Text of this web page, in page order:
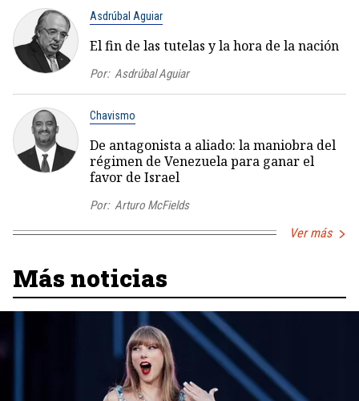
Asdrúbal Aguiar
El fin de las tutelas y la hora de la nación
Por: Asdrúbal Aguiar
Chavismo
De antagonista a aliado: la maniobra del
régimen de Venezuela para ganar el
favor de Israel
Por: Arturo McFields
Ver más
Más noticias